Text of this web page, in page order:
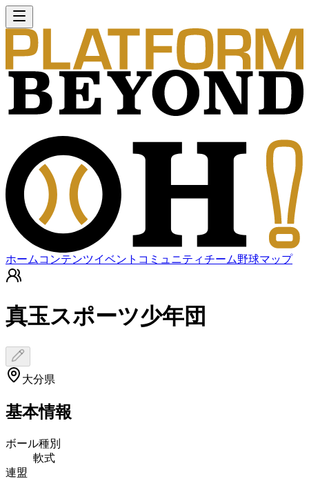
ホーム コンテンツイベント コミュニティチーム野球マップ
真玉スポーツ少年団
大分県
基本情報
ボール種別
軟式
連盟